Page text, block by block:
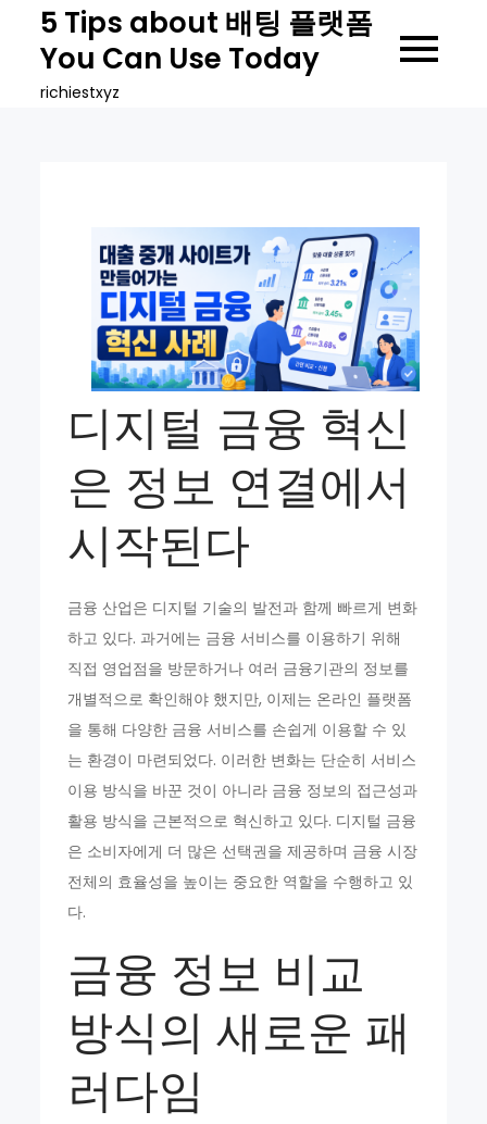
content
5 Tips about 배팅 플랫폼
You Can Use Today
richiestxyz
디지털 금융 혁신
은 정보 연결에서
시작된다
금융 산업은 디지털 기술의 발전과 함께 빠르게 변화
하고 있다. 과거에는 금융 서비스를 이용하기 위해
직접 영업점을 방문하거나 여러 금융기관의 정보를
개별적으로 확인해야 했지만, 이제는 온라인 플랫폼
을 통해 다양한 금융 서비스를 손쉽게 이용할 수 있
는 환경이 마련되었다. 이러한 변화는 단순히 서비스
이용 방식을 바꾼 것이 아니라 금융 정보의 접근성과
활용 방식을 근본적으로 혁신하고 있다. 디지털 금융
은 소비자에게 더 많은 선택권을 제공하며 금융 시장
전체의 효율성을 높이는 중요한 역할을 수행하고 있
다.
금융 정보 비교
방식의 새로운 패
러다임